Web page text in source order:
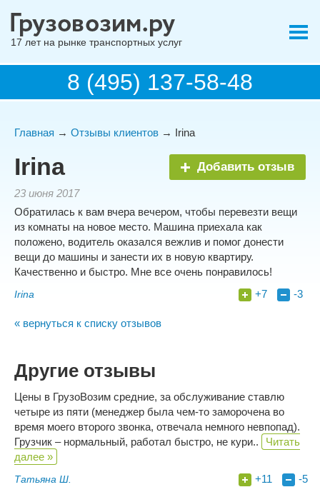
17 лет на рынке транспортных услуг
8 (495) 137-58-48
Главная → Отзывы клиентов → Irina
Irina Добавить отзыв
23 июня 2017
Обратилась к вам вчера вечером, чтобы перевезти вещи
из комнаты на новое место. Машина приехала как
положено, водитель оказался вежлив и помог донести
вещи до машины и занести их в новую квартиру.
Качественно и быстро. Мне все очень понравилось!
Irina +7 -3
« вернуться к списку отзывов
Другие отзывы
Цены в ГрузоВозим средние, за обслуживание ставлю
четыре из пяти (менеджер была чем-то заморочена во
время моего второго звонка, отвечала немного невпопад).
Грузчик – нормальный, работал быстро, не кури..
Читать
далее »
Татьяна Ш. +11 -5